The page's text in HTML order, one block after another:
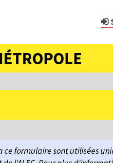
ce formulaire sont utilisées